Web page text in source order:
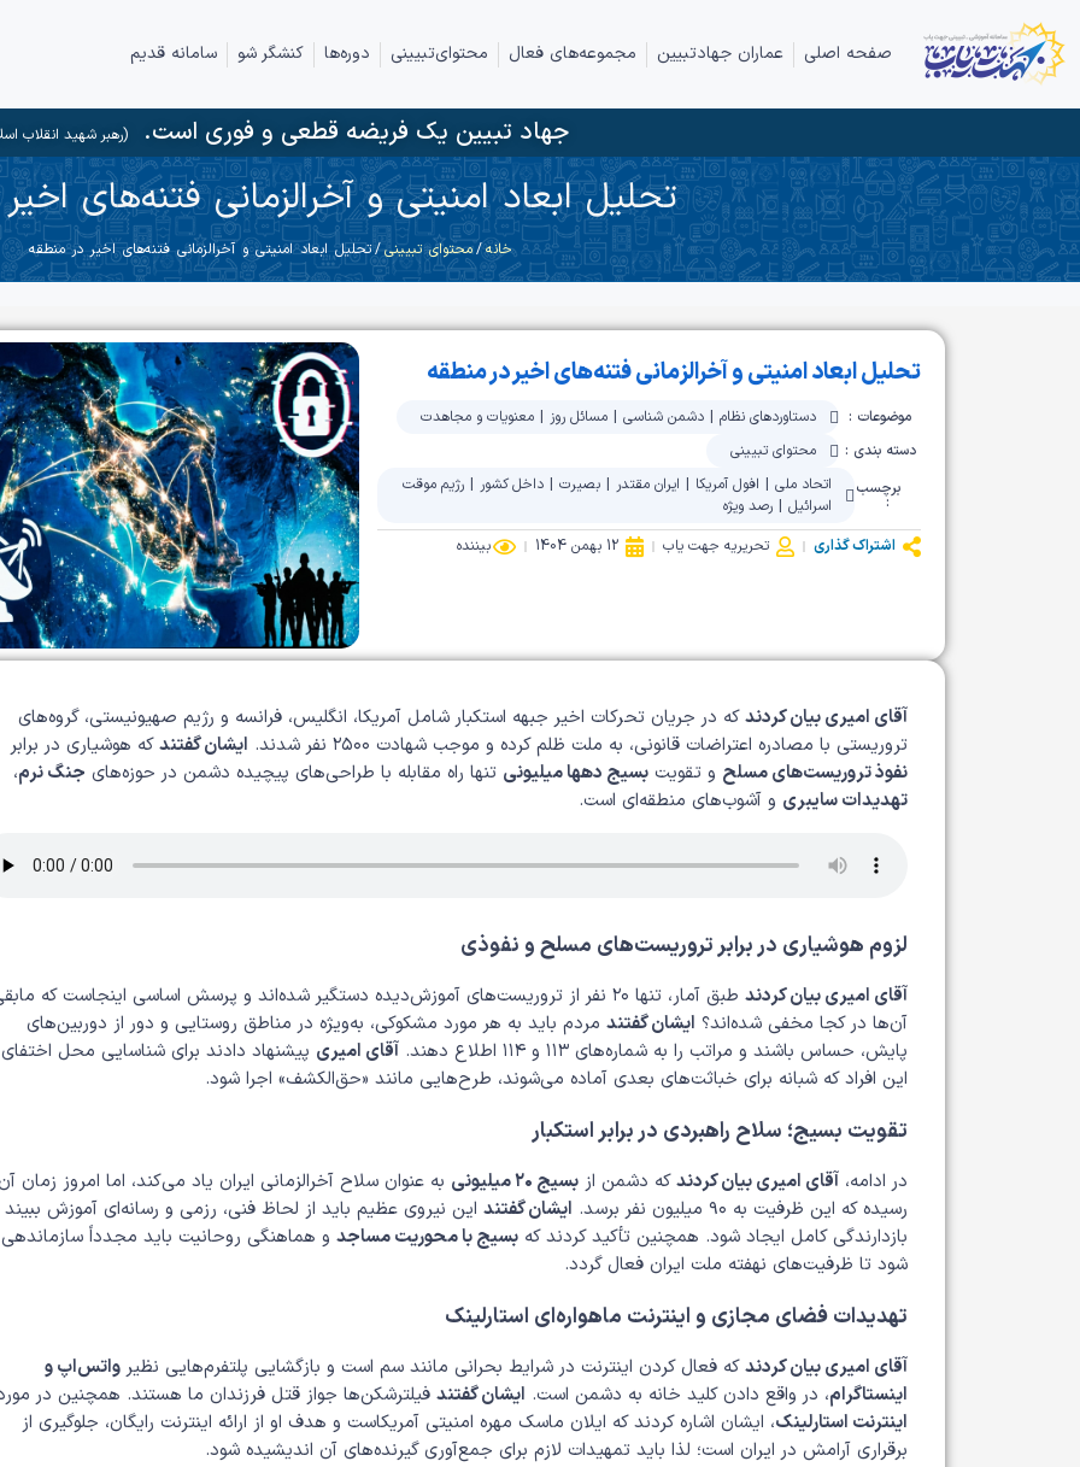
صفحه اصلی عماران جهادتبیین مجموعه‌های فعال محتوای‌تبیینی دوره‌ها کنشگر شو سامانه قدیم
جهاد تبیین یک فریضه قطعی و فوری است.(رهبر شهید انقلاب
تحلیل ابعاد امنیتی و آخرالزمانی فتنه‌های
خانه/محتوای تبیینی/ تحلیل ابعاد امنیتی و آخرالزمانی فتنه‌های اخیر در منطقه
تحلیل ابعاد امنیتی و آخرالزمانی فتنه‌های اخیر در منطقه
موضوعات : دستاوردهای نظام| دشمن شناسی| مسائل روز | معنویات و مجاهدت
دسته بندی :
محتوای تبیینی
برچسب
:
اتحاد ملی| افول آمریکا | ایران مقتدر | بصیرت| داخل کشور | رژیم موقت
اسرائیل| رصد ویژه
اشتراک گذاری
تحریریه جهت یاب 12 بهمن 1404 بیننده
آقای امیری بیان کردندکه در جریان تحرکات اخیر جبهه استکبار شامل آمریکا، انگلیس، فرانسه و رژیم صهیونیستی، گروه‌های
تروریستی با مصادره اعتراضات قانونی، به ملت ظلم کرده و موجب شهادت ۲۵۰۰ نفر شدند.
ایشان گفتندکه هوشیاری در برابر
نفوذ تروریست‌های مسلح و تقویت بسیج دهها میلیونی تنها راه مقابله با طراحی‌های پیچیده دشمن در حوزه‌های جنگ نرم،
تهدیدات سایبری و آشوب‌های منطقه‌ای است.
لزوم هوشیاری در برابر تروریست‌های مسلح و نفوذی
آقای امیری بیان کردند
طبق آمار، تنها ۲۰ نفر از تروریست‌های آموزش‌دیده دستگیر شده‌اند و پرسش اساسی اینجاست که
آن‌ها در کجا مخفی شده‌اند؟ ایشان گفتند مردم باید به هر مورد مشکوکی، به‌ویژه در مناطق روستایی و دور از دوربین‌های
پایش، حساس باشند و مراتب را به شماره‌های ۱۱۳ و ۱۱۴ اطلاع دهند.
آقای امیری پیشنهاد دادند برای شناسایی محل اختفای
این افراد که شبانه برای خباثت‌های بعدی آماده می‌شوند، طرح‌هایی مانند «حق‌الکشف» اجرا شود.
تقویت بسیج؛ سلاح راهبردی در برابر استکبار
در ادامه، آقای امیری بیان کردندکه دشمن از بسیج ۲۰ میلیونی
به عنوان سلاح آخرالزمانی ایران یاد می‌کند، اما امروز زمان
رسیده که این ظرفیت به ۹۰ میلیون نفر برسد.
ایشان گفتند این نیروی عظیم باید از لحاظ فنی، رزمی و رسانه‌ای آموزش ببیند
بازدارندگی کامل ایجاد شود. همچنین تأکید کردند که بسیج با محوریت مساجد و هماهنگی روحانیت باید مجدداً سازماندهی
شود تا ظرفیت‌های نهفته ملت ایران فعال گردد.
تهدیدات فضای مجازی و اینترنت ماهواره‌ای استارلینک
آقای امیری بیان کردندکه فعال کردن اینترنت در شرایط بحرانی مانند سم است و بازگشایی پلتفرم‌هایی نظیر واتس‌اپ و
اینستاگرام، در واقع دادن کلید خانه به دشمن است. ایشان گفتند فیلترشکن‌ها جواز قتل فرزندان ما هستند. همچنین در
اینترنت استارلینک، ایشان اشاره کردند که ایلان ماسک مهره امنیتی آمریکاست و هدف او از ارائه اینترنت رایگان، جلوگیری از
برقراری آرامش در ایران است؛ لذا باید تمهیدات لازم برای جمع‌آوری گیرنده‌های آن اندیشیده شود.